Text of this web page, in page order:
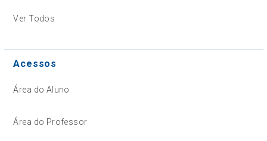
Ver Todos
Acessos
Área do Aluno
Área do Professor